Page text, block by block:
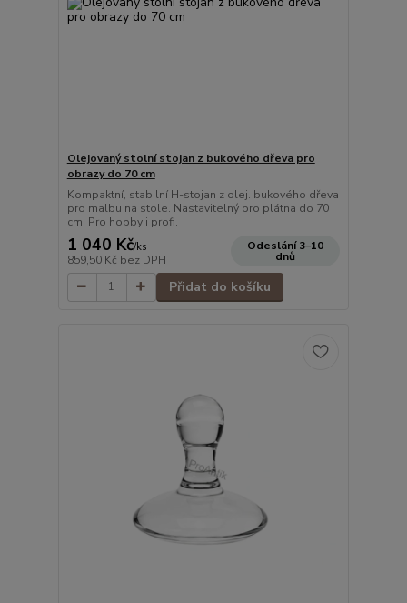
Olejovaný stolní stojan z bukového dřeva pro
obrazy do 70 cm
Kompaktní, stabilní H-stojan z olej. bukového dřeva
pro malbu na stole. Nastavitelný pro plátna do 70
cm. Pro hobby i profi.
1 040 Kč/ks
859,50 Kč bez DPH
Odeslání 3–10
dnů
Přidat do košíku